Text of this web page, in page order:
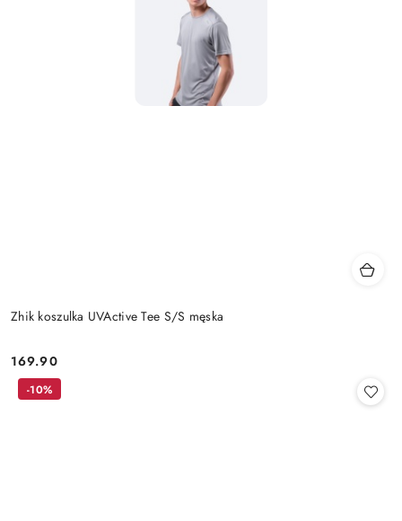
Zhik koszulka UVActive Tee S/S męska
Cena:
169.90
-10%